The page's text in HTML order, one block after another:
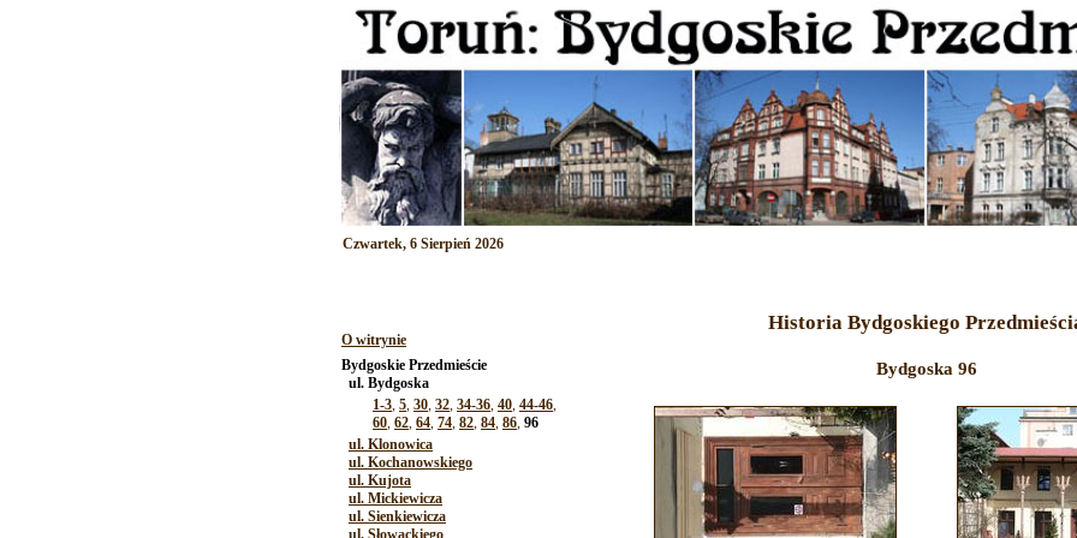
Czwartek, 6 Sierpień 2026
O witrynie
Bydgoskie Przedmieście
ul. Bydgoska
1-3, 5, 30, 32, 34-36, 40, 44-46,
60, 62, 64, 74, 82, 84, 86, 96
ul. Klonowica
ul. Kochanowskiego
ul. Kujota
ul. Mickiewicza
ul. Sienkiewicza
ul. Słowackiego
Historia Bydgoskiego
Bydgoska 96